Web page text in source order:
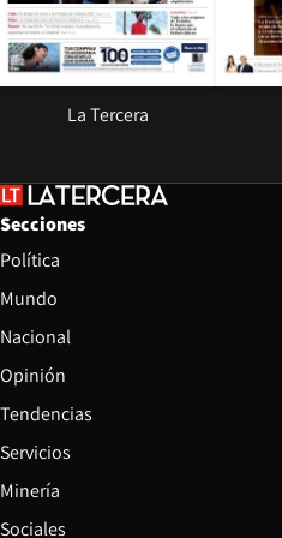
La Tercera
Secciones
Política
Mundo
Nacional
Opinión
Tendencias
Servicios
Minería
Sociales